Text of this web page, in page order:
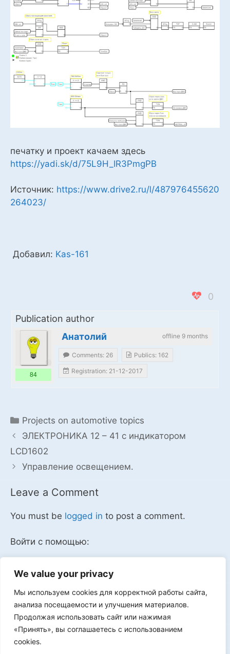
We value your privacy
Мы используем cookies для корректной работы сайта,
анализа посещаемости и улучшения материалов.
Продолжая использовать сайт или нажимая
«Принять», вы соглашаетесь с использованием
cookies.
печатку и проект качаем здесь
https://yadi.sk/d/75L9H_IR3PmgPB
Источник: https://www.drive2.ru/l/487976455620
264023/
Добавил: Kas-161
0
Publication author
offline 9 months
Анатолий
84
Comments: 26 Publics: 162
Registration: 21-12-2017
Categories
Projects on automotive topics
ЭЛЕКТРОНИКА 12 – 41 с индикатором
LCD1602
Управление освещением.
Leave a Comment
You must be logged in to post a comment.
Войти с помощью:
Мы в VK